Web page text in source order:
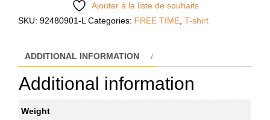
Ajouter à la liste de souhaits
SKU: 92480901-L Categories: FREE TIME T-shirt
ADDITIONAL INFORMATION
Additional information
Weight